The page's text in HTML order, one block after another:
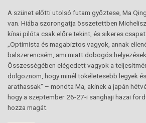
A szünet előtti utolsó futam győztese, Ma
van. Hiába szorongatja összetettben
kínai pilóta csak előre tekint, és sikeres
„Optimista és magabiztos vagyok, annak
balszerencsém, ami miatt dobogós
Összességében elégedett vagyok a
dolgoznom, hogy minél tökéletesebb legyek
arathassak” – mondta Ma, akinek a japán
hogy a szeptember 26-27-i sanghaji hazai
hozza magát.